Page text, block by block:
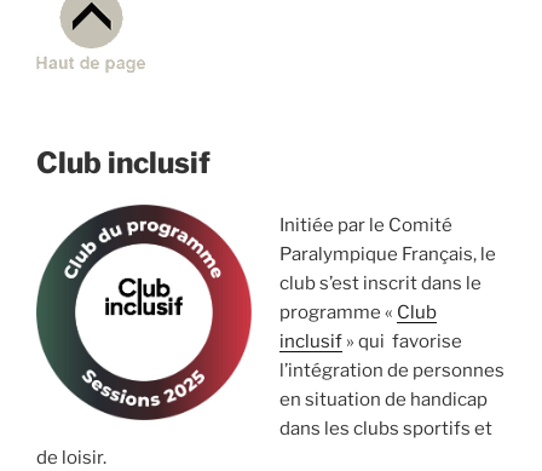
Club inclusif
Initiée par le Comité
Paralympique Français, le
club s’est inscrit dans le
programme « Club
inclusif» qui favorise
l’intégration de personnes
en situation de handicap
dans les clubs sportifs et
de loisir.